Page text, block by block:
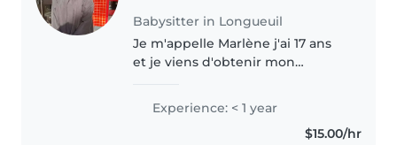
Babysitter in Longueuil
Je m'appelle Marlène j'ai 17 ans
et je viens d'obtenir mon
(DES) à l'Ecole Secondaire
Jacques Rousseau. J'ai eu a
garder beaucoup d'enfant avant
Experience: < 1 year
$15.00/hr